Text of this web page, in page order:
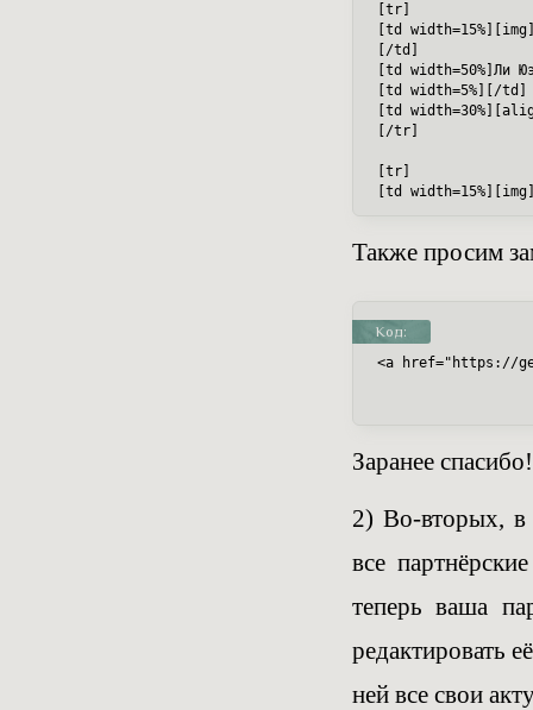
[tr]
[td
[/td]
[td width=50%]Ли
[td width=5%][/td]
[td
[/tr]
[tr]
[td
[td
[td
[td width=50%]В
[td width=5%][/td]
[tr]
[td
[td width=5%][/td]
[td
[/tr]
[td
[td
[td
Также просим
Код:
<a href="https://
Заранее спасибо!
2) Во-вторых, в
все
теперь ваша
редактировать
ней все свои